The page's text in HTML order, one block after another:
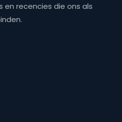
en recencies die ons als